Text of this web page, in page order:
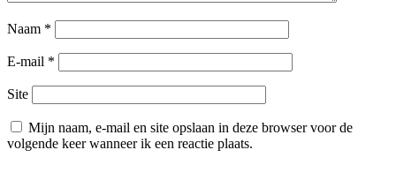
Naam *
E-mail *
Site
Mijn naam, e-mail en site opslaan in deze browser voor de
volgende keer wanneer ik een reactie plaats.